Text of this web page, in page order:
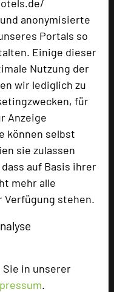
anonymisierte
Portals so
Einige dieser
Nutzung der
wir lediglich zu
für
Anzeige
können selbst
sie zulassen
auf Basis ihrer
mehr alle
stehen.
in unserer
.